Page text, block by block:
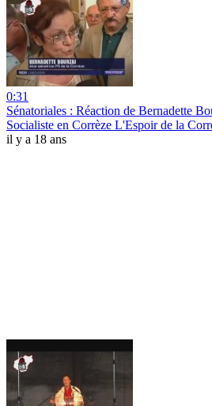
0:31
Sénatoriales : Réaction de Bernadette
Socialiste en Corrèze L'Espoir de la
il y a 18 ans